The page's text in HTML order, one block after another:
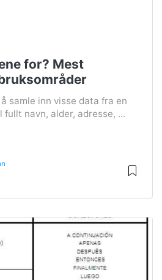
for? Mest
samle inn visse data fra en
fullt navn, alder, adresse, ...